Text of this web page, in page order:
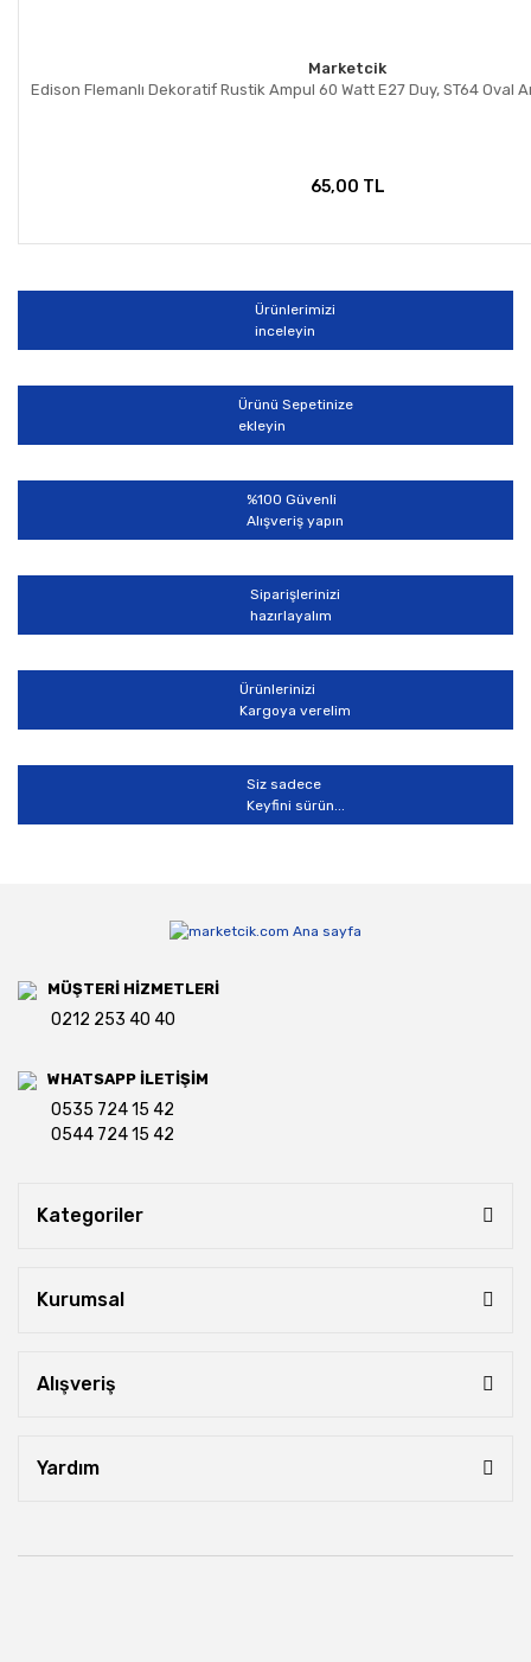
Marketcik
Edison Flemanlı Dekoratif Rustik Ampul 60 Watt E27 Duy, ST64 Oval
65,00 TL
Ürünlerimizi
inceleyin
Ürünü Sepetinize
ekleyin
%100 Güvenli
Alışveriş yapın
Siparişlerinizi
hazırlayalım
Ürünlerinizi
Kargoya verelim
Siz sadece
Keyfini sürün...
MÜŞTERİ HİZMETLERİ
0212 253 40 40
WHATSAPP İLETİŞİM
0535 724 15 42
0544 724 15 42
Kategoriler
Kurumsal
Alışveriş
Yardım